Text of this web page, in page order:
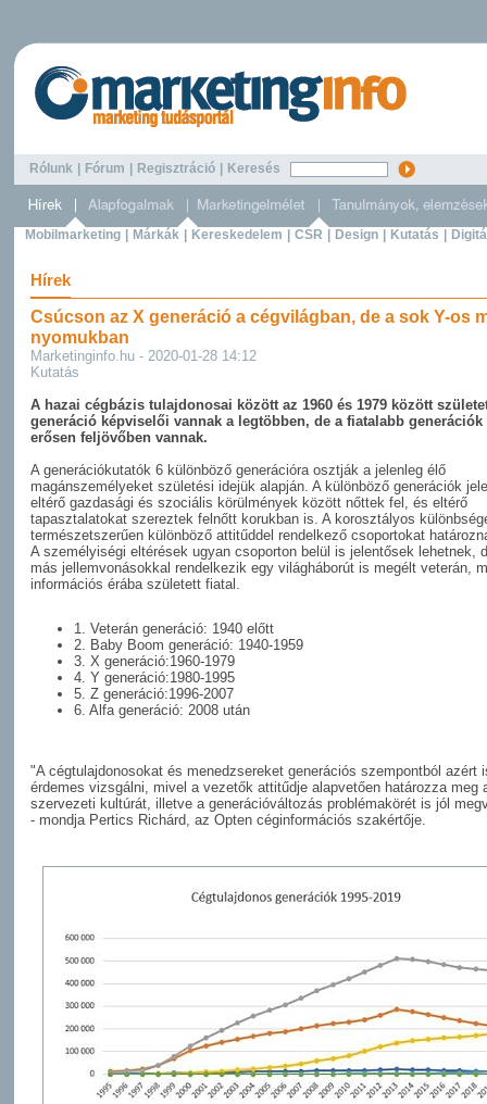
Rólunk Fórum Regisztráció Keresés
Mobilmarketing Márkák Kereskedelem CSR Design Kutatás
Hírek
Csúcson az X generáció a cégvilágban, de a sok Y-os
nyomukban
Marketinginfo.hu - 2020-01-28 14:12
Kutatás
A hazai cégbázis tulajdonosai között az 1960 és 1979 között
generáció képviselői vannak a legtöbben, de a fiatalabb generációk
erősen feljövőben vannak.
A generációkutatók 6 különböző generációra osztják a jelenleg élő
magánszemélyeket születési idejük alapján. A különböző generációk
eltérő gazdasági és szociális körülmények között nőttek fel, és eltérő
tapasztalatokat szereztek felnőtt korukban is. A korosztályos
természetszerűen különböző attitűddel rendelkező csoportokat
A személyiségi eltérések ugyan csoporton belül is jelentősek lehetnek,
más jellemvonásokkal rendelkezik egy világháborút is megélt veterán,
információs érába született fiatal.
1. Veterán generáció: 1940 előtt
2. Baby Boom generáció: 1940-1959
3. X generáció:1960-1979
4. Y generáció:1980-1995
5. Z generáció:1996-2007
6. Alfa generáció: 2008 után
"A cégtulajdonosokat és menedzsereket generációs szempontból azért
érdemes vizsgálni, mivel a vezetők attitűdje alapvetően határozza meg
szervezeti kultúrát, illetve a generációváltozás problémakörét is jól
- mondja Pertics Richárd, az Opten céginformációs szakértője.